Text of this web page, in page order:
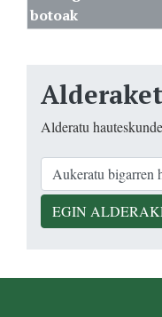
botoak
Alderatu
EGIN